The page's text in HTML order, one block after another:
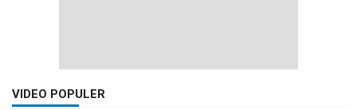
VIDEO POPULER